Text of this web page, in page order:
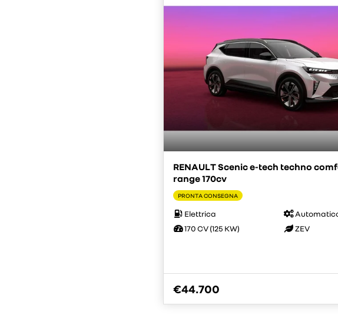
RENAULT Scenic e-tech techno
range 170cv
PRONTA CONSEGNA
Elettrica
170 CV (125 KW)
ZEV
€44.700